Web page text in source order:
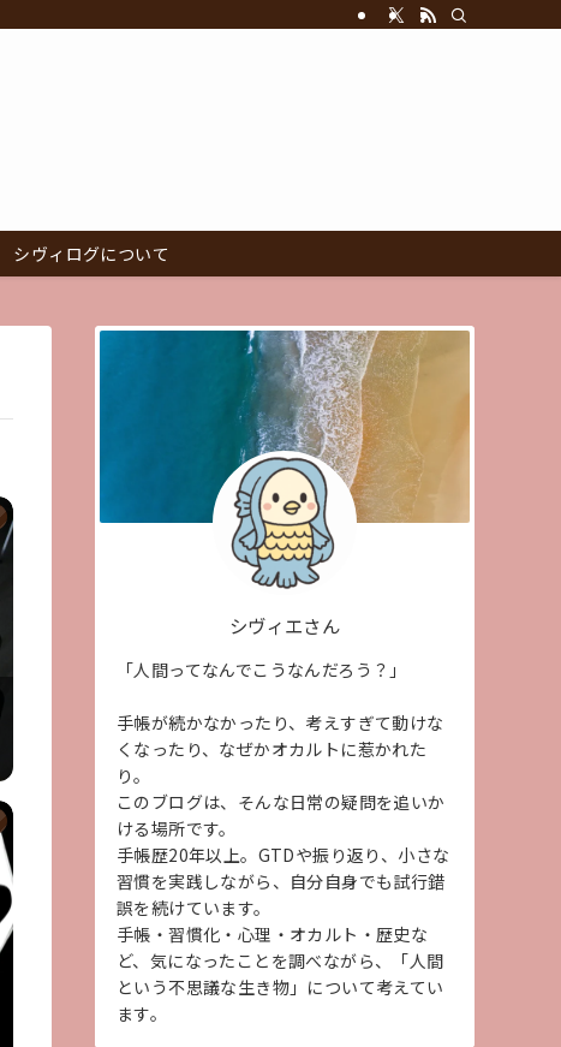
シヴィログについて
シヴィエさん
「人間ってなんでこうなんだろう？」
手帳が続かなかったり、考えすぎて動けな
くなったり、なぜかオカルトに惹かれた
り。
このブログは、そんな日常の疑問を追いか
ける場所です。
手帳歴20年以上。GTDや振り返り、小さな
習慣を実践しながら、自分自身でも試行錯
誤を続けています。
手帳・習慣化・心理・オカルト・歴史な
ど、気になったことを調べながら、「人間
という不思議な生き物」について考えてい
ます。